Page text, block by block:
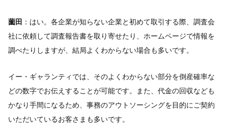
薗田 ：はい。各企業が知らない企業と初めて取引する際、調査会
社に依頼して調査報告書を取り寄せたり、ホームページで情報を
調べたりしますが、結局よくわからない場合も多いです。
イー・ギャランティでは、そのよくわからない部分を倒産確率な
どの数字でお伝えすることが可能です。また、代金の回収なども
かなり手間になるため、事務のアウトソーシングを目的にご契約
いただいているお客さまも多いです。